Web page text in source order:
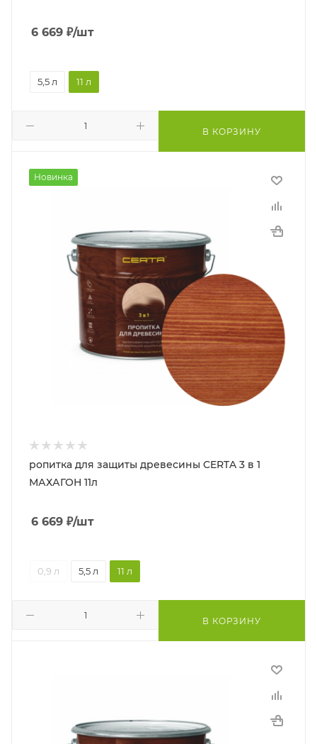
6 669 ₽/шт
В КОРЗИНУ
5,5 л 11 л
Новинка
ропитка для защиты древесины CERTA 3 в 1
МАХАГОН 11л
6 669 ₽/шт
В КОРЗИНУ
0,9 л 5,5 л 11 л